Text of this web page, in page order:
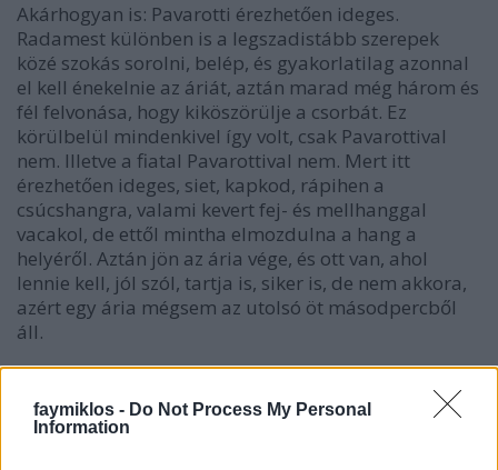
faymiklos - Do Not Process My Personal
Information
Akárhogyan is: Pavarotti érezhetően ideges.
Radamest különben is a legszadistább szerepek
közé szokás sorolni, belép, és gyakorlatilag azonnal
el kell énekelnie az áriát, aztán marad még három és
fél felvonása, hogy kiköszörülje a csorbát. Ez
körülbelül mindenkivel így volt, csak Pavarottival
nem. Illetve a fiatal Pavarottival nem. Mert itt
érezhetően ideges, siet, kapkod, rápihen a
csúcshangra, valami kevert fej- és mellhanggal
vacakol, de ettől mintha elmozdulna a hang a
helyéről. Aztán jön az ária vége, és ott van, ahol
lennie kell, jól szól, tartja is, siker is, de nem akkora,
azért egy ária mégsem az utolsó öt másodpercből
áll.
Nincs különösebb tanulság, legfeljebb az, hogy senki
ne akarjon operaénekes lenni, mert nincs nehezebb